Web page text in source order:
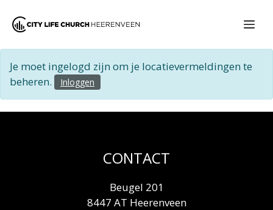
naar
inhoud
Je moet ingelogd zijn om je locatievermeldingen te
beheren.
Inloggen
CONTACT
Beugel 201
8447 AT Heerenveen